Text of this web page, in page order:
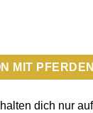
MIT PFERDEN
dich nur